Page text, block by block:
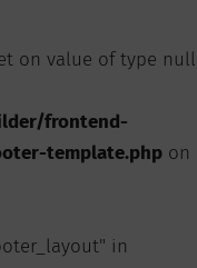
on value of type null
frontend-
template.php on
in